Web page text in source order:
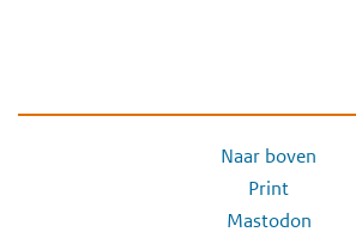
Naar boven
Print
Mastodon